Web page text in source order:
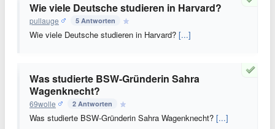
Wie viele Deutsche studieren in Harvard?
pullauge 5 Antworten
Wie viele Deutsche studieren in Harvard? [...]
Was studierte BSW-Gründerin Sahra
Wagenknecht?
69wolle 2 Antworten
Was studierte BSW-Gründerin Sahra Wagenknecht? [...]